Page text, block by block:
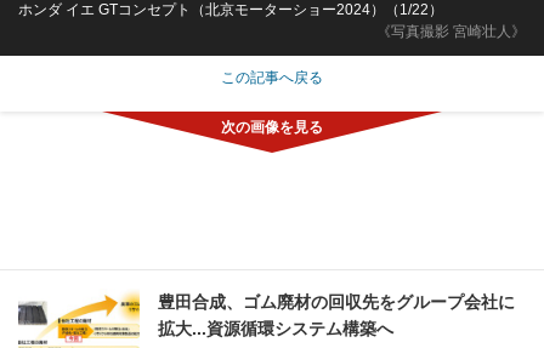
《写真撮影 宮崎壮人》
ホンダ イエ GTコンセプト（北京モーターショー2024）（1/22）
この記事へ戻る
豊田合成、ゴム廃材の回収先をグループ会社に
拡大...資源循環システム構築へ